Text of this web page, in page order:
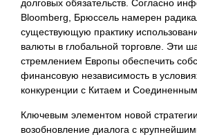
долговых обязательств. Согласно
Bloomberg, Брюссель намерен
существующую практику
валюты в глобальной торговле. Эти
стремлением Европы обеспечить
финансовую независимость в
конкуренции с Китаем и
Ключевым элементом новой
возобновление диалога с